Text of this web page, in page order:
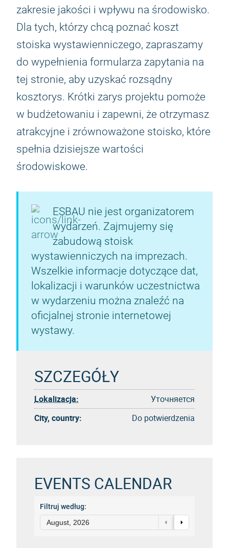
zakresie jakości i wpływu na środowisko.
Dla tych, którzy chcą poznać koszt
stoiska wystawienniczego, zapraszamy
do wypełnienia formularza zapytania na
tej stronie, aby uzyskać rozsądny
kosztorys. Krótki zarys projektu pomoże
w budżetowaniu i zapewni, że otrzymasz
atrakcyjne i zrównoważone stoisko, które
spełnia dzisiejsze wartości
środowiskowe.
ESBAU nie jest organizatorem
wydarzeń. Zajmujemy się
zabudową stoisk
wystawienniczych na imprezach.
Wszelkie informacje dotyczące dat,
lokalizacji i warunków uczestnictwa
w wydarzeniu można znaleźć na
oficjalnej stronie internetowej
wystawy.
SZCZEGÓŁY
Lokalizacja:
Уточняется
City, country:
Do potwierdzenia
EVENTS CALENDAR
Filtruj według:
August, 2026